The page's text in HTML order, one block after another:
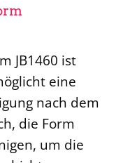
JB1460 ist
eine
nach dem
die Form
um die